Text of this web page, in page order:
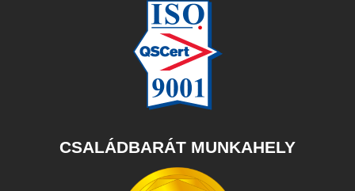
CSALÁDBARÁT MUNKAHELY